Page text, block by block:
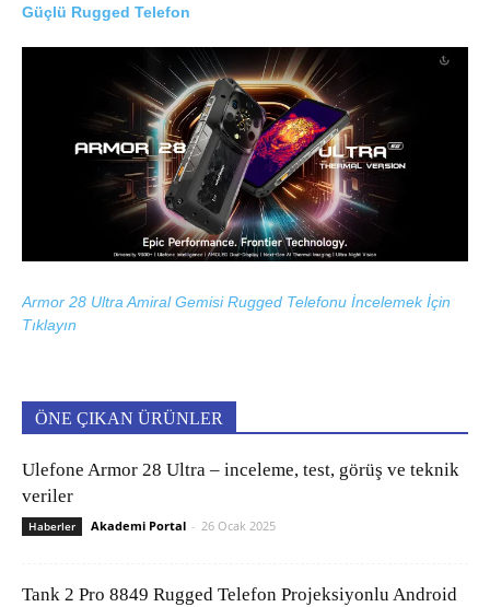
Güçlü Rugged Telefon
Armor 28 Ultra Amiral Gemisi Rugged Telefonu İncelemek İçin
Tıklayın
ÖNE ÇIKAN ÜRÜNLER
Ulefone Armor 28 Ultra – inceleme, test, görüş ve teknik
veriler
Haberler Akademi Portal - 26 Ocak 2025
Tank 2 Pro 8849 Rugged Telefon Projeksiyonlu Android